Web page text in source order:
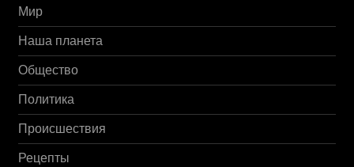
Мир
Наша планета
Общество
Политика
Происшествия
Рецепты